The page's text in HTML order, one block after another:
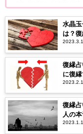
水晶
は？
復縁
に復縁
復縁
人の